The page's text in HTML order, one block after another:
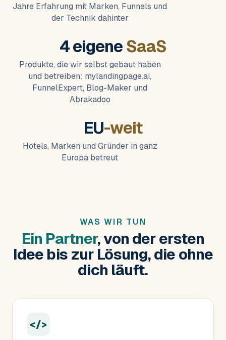
Jahre Erfahrung mit Marken, Funnels und
der Technik dahinter
4 eigeneSaaS
Produkte, die wir selbst gebaut haben
und betreiben: mylandingpage.ai,
FunnelExpert, Blog-Maker und
Abrakadoo
EU-weit
Hotels, Marken und Gründer in ganz
Europa betreut
WAS WIR TUN
Ein Partner, von der ersten
Idee bis zur Lösung, die ohne
dich läuft.
</>